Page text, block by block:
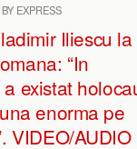
EXPRESS
Iliescu la
“In
existat
enorma pe
VIDEO/AUDIO